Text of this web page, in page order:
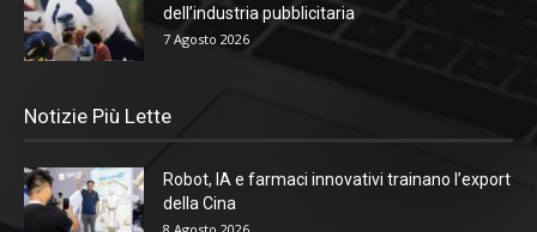
dell’industria pubblicitaria
7 Agosto 2026
Notizie Più Lette
Robot, IA e farmaci innovativi trainano l’export
della Cina